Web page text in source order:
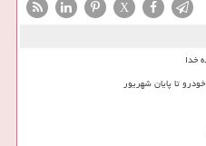
X
خدا
تا پایان شهریور